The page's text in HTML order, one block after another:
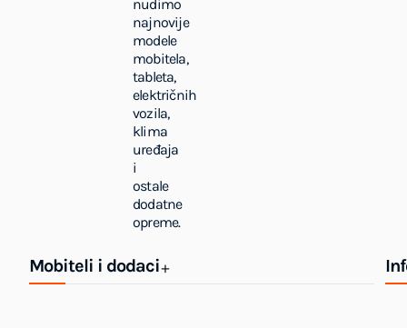
nudimo
najnovije
modele
mobitela,
tableta,
električnih
vozila,
klima
uređaja
i
ostale
dodatne
opreme.
Mobiteli i dodaci+